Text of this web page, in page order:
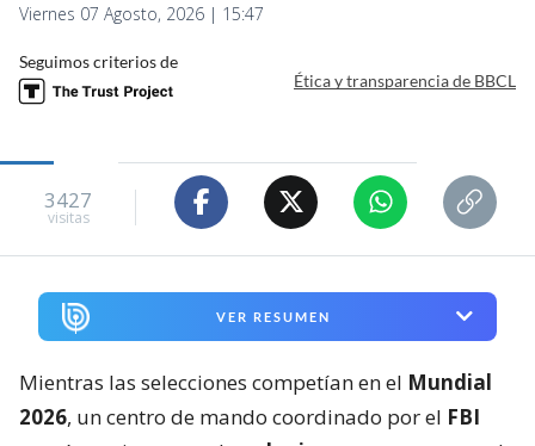
Viernes 07 Agosto, 2026 | 15:47
Seguimos criterios de
Ética y transparencia de BBCL
3427
visitas
VER RESUMEN
Mientras las selecciones competían en el Mundial
2026, un centro de mando coordinado por el FBI